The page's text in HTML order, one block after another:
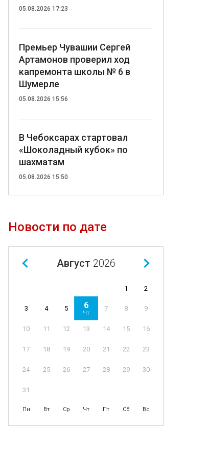
05.08.2026 17:23
Премьер Чувашии Сергей
Артамонов проверил ход
капремонта школы № 6 в
Шумерле
05.08.2026 15:56
В Чебоксарах стартовал
«Шоколадный кубок» по
шахматам
05.08.2026 15:50
Новости по дате
Август 2026
Пн Вт Ср Чт Пт Сб Вс
1 2
3 4 5 6
Чт
7 8 9
10 11 12 13 14 15 16
17 18 19 20 21 22 23
24 25 26 27 28 29 30
31